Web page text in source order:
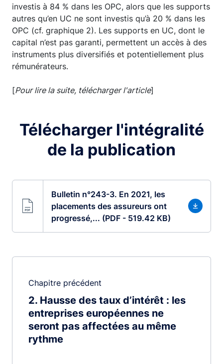
investis à 84 % dans les OPC, alors que les supports
autres qu’en UC ne sont investis qu’à 20 % dans les
OPC (cf. graphique 2). Les supports en UC, dont le
capital n’est pas garanti, permettent un accès à des
instruments plus diversifiés et potentiellement plus
rémunérateurs.
[Pour lire la suite, télécharger l'article]
Télécharger l'intégralité
de la publication
Bulletin n°243-3. En 2021, les
placements des assureurs ont
progressé,... (PDF - 519.42 KB)
Chapitre précédent
2 Hausse des taux d’intérêt : les
entreprises européennes ne
seront pas affectées au même
rythme